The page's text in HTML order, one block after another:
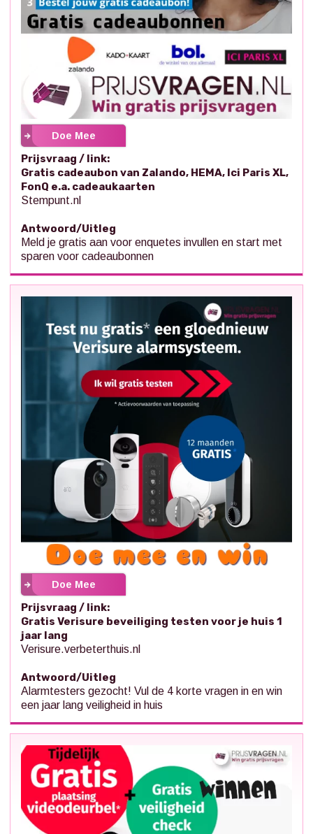
Doe Mee
Prijsvraag / link:
Gratis cadeaubon van Zalando, HEMA, Ici Paris XL,
FonQ e.a. cadeaukaarten
Stempunt.nl
Antwoord/Uitleg
Meld je gratis aan voor enquetes invullen en start met
sparen voor cadeaubonnen
Doe Mee
Prijsvraag / link:
Gratis Verisure beveiliging testen voor je huis 1
jaar lang
Verisure.verbeterthuis.nl
Antwoord/Uitleg
Alarmtesters gezocht! Vul de 4 korte vragen in en win
een jaar lang veiligheid in huis